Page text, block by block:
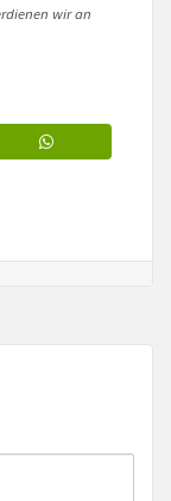
wir an